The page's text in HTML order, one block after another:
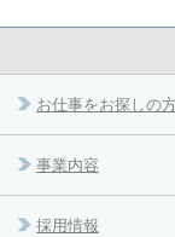
お仕事をお探しの
事業内容
採用情報